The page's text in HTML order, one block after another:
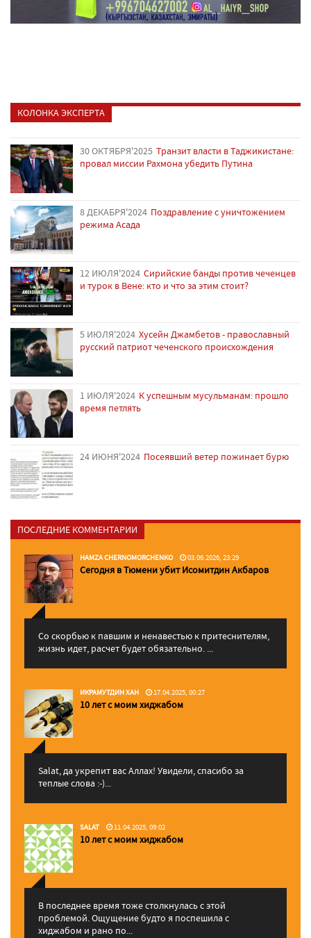
КОЛОНКА ЭКСПЕРТА
30 ОКТЯБРЯ'2025 Транзит власти в Таджикистане:
провал миссии Рахмона убедить Путина
8 ДЕКАБРЯ'2024 Поздравление с уничтожением
режима Асада
12 ИЮЛЯ'2024 Сирийские банды против чеченцев
и турок в Вене: кто и что за этим стоит?
5 ИЮЛЯ'2024 Хусейн Джамбетов - православный
русский патриот чеченского происхождения
1 ИЮЛЯ'2024 К успешным мусульманам: прошло
время петлять
24 ИЮНЯ'2024 Посеявший ветер пожинает бурю
ПОСЛЕДНИЕ КОММЕНТАРИИ
HAMZA CHERNOMORCHENKO 03.06.2026, 23:29
Сегодня в Тюмени убит Исомитдин Акбаров
Со скорбью к павшим и ненавестью к притеснителям,
жизнь идет, расчет будет обязательно. ...
ИКРАМУТДИН ХАН 17.04.2025, 00:27
10 лет с моим хиджабом
Salat, да укрепит вас Аллаx! Увидели, спасибо за
теплые слова :-)...
SALAT 11.04.2025, 09:02
10 лет с моим хиджабом
В последнее время тоже столкнулась с этой
проблемой. Ощущение будто я поспешила с
хиджабом и рано по...